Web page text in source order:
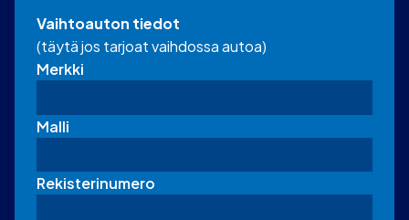
Vaihtoauton tiedot
(täytä jos tarjoat vaihdossa autoa)
Merkki
Malli
Rekisterinumero